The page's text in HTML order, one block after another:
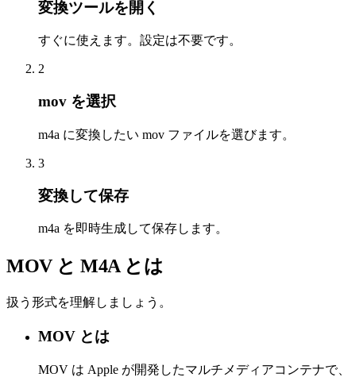
変換ツールを開く
すぐに使えます。設定は不要です。
2
mov を選択
m4a に変換したい mov ファイルを選びます。
3
変換して保存
m4a を即時生成して保存します。
MOV と M4A とは
扱う形式を理解しましょう。
MOV とは
MOV は Apple が開発したマルチメディアコンテナ